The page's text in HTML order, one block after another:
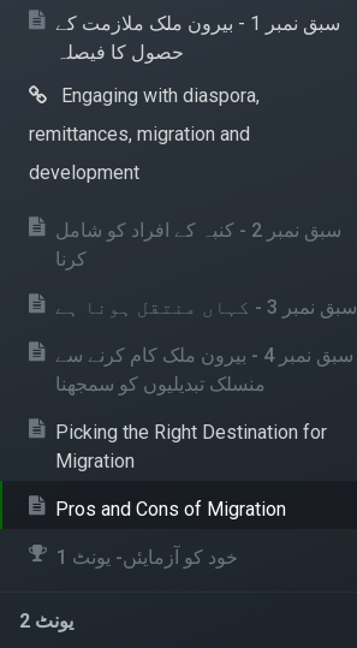
سبق نمبر 1 - بیرون ملک ملازمت کے
حصول کا فیصلہ
Engaging with diaspora,
remittances, migration and
development
سبق نمبر 2 - کنبہ کے افراد کو شامل
کرنا
سبق نمبر 3 - کہاں منتقل ہونا ہے
سبق نمبر 4 - بیرون ملک کام کرنے سے
منسلک تبدیلیوں کو سمجھنا
Picking the Right Destination for
Migration
Pros and Cons of Migration
خود کو آزمایئں- یونٹ 1
یونٹ 2